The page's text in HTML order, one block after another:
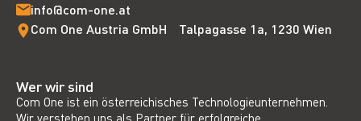
info@com-one.at
Com One Austria GmbH Talpagasse 1a, 1230 Wien
Wer wir sind
Com One ist ein österreichisches Technologieunternehmen.